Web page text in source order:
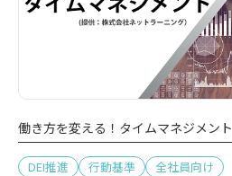
働き方を変える！タイムマネジメント
DEI推進 行動基準 全社員向け